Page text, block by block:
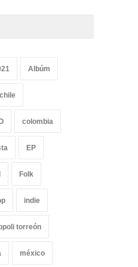
Albúm
chile
colombia
EP
Folk
indie
torreón
méxico